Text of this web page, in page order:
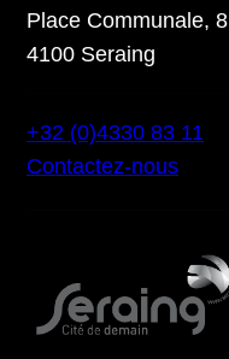
Place Communale, 8
4100 Seraing
+32 (0)4330 83 11
Contactez-nous